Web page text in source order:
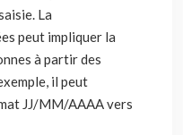
La
peut impliquer la
à partir des
il peut
JJ/MM/AAAA vers